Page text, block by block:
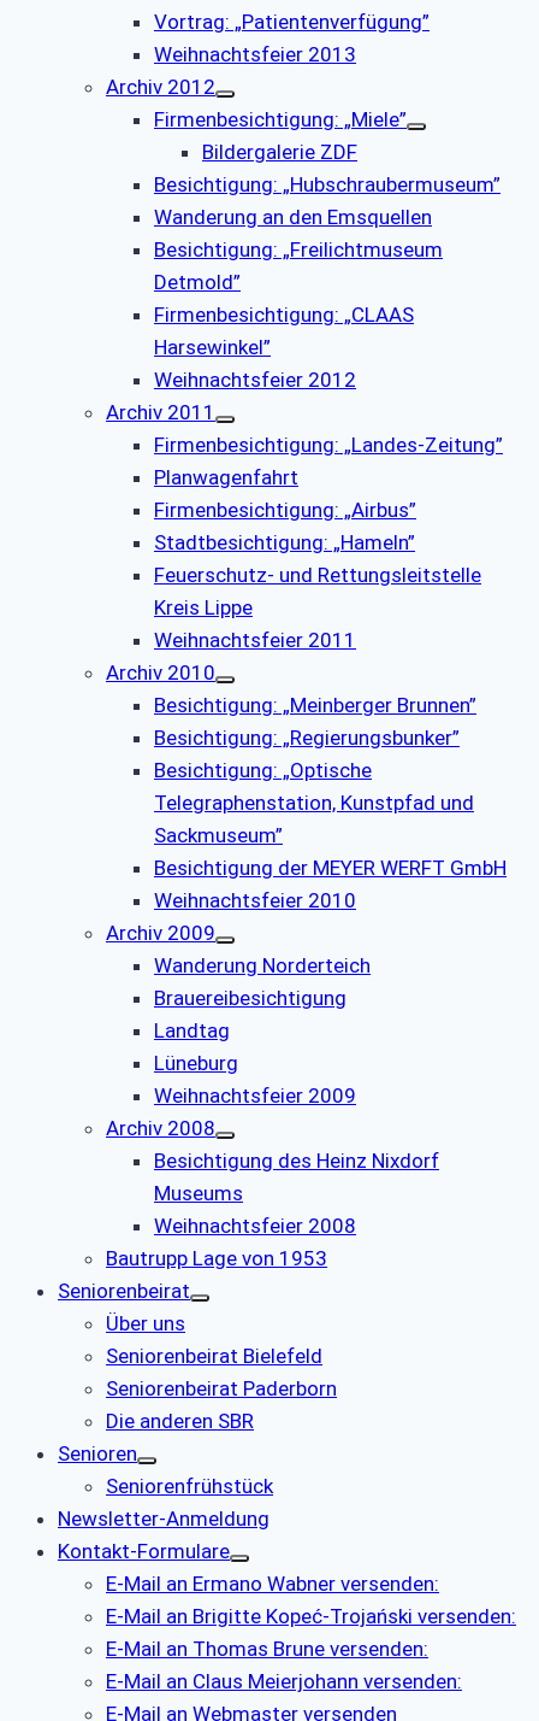
Vortrag: „Patientenverfügung”
Weihnachtsfeier 2013
Archiv 2012
Firmenbesichtigung: „Miele”
Bildergalerie ZDF
Besichtigung: „Hubschraubermuseum”
Wanderung an den Emsquellen
Besichtigung: „Freilichtmuseum
Detmold”
Firmenbesichtigung: „CLAAS
Harsewinkel”
Weihnachtsfeier 2012
Archiv 2011
Firmenbesichtigung: „Landes-Zeitung”
Planwagenfahrt
Firmenbesichtigung: „Airbus”
Stadtbesichtigung: „Hameln”
Feuerschutz- und Rettungsleitstelle
Kreis Lippe
Weihnachtsfeier 2011
Archiv 2010
Besichtigung: „Meinberger Brunnen”
Besichtigung: „Regierungsbunker”
Besichtigung: „Optische
Telegraphenstation, Kunstpfad und
Sackmuseum”
Besichtigung der MEYER WERFT GmbH
Weihnachtsfeier 2010
Archiv 2009
Wanderung Norderteich
Brauereibesichtigung
Landtag
Lüneburg
Weihnachtsfeier 2009
Archiv 2008
Besichtigung des Heinz Nixdorf
Museums
Weihnachtsfeier 2008
Bautrupp Lage von 1953
Seniorenbeirat
Über uns
Seniorenbeirat Bielefeld
Seniorenbeirat Paderborn
Die anderen SBR
Senioren
Seniorenfrühstück
Newsletter-Anmeldung
Kontakt-Formulare
E-Mail an Ermano Wabner versenden:
E-Mail an Brigitte Kopeć-Trojański versenden:
E-Mail an Thomas Brune versenden:
E-Mail an Claus Meierjohann versenden:
E-Mail an Webmaster versenden